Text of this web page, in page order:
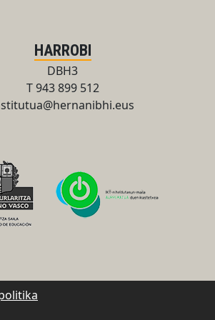
HARROBI
DBH3
T 943 899 512